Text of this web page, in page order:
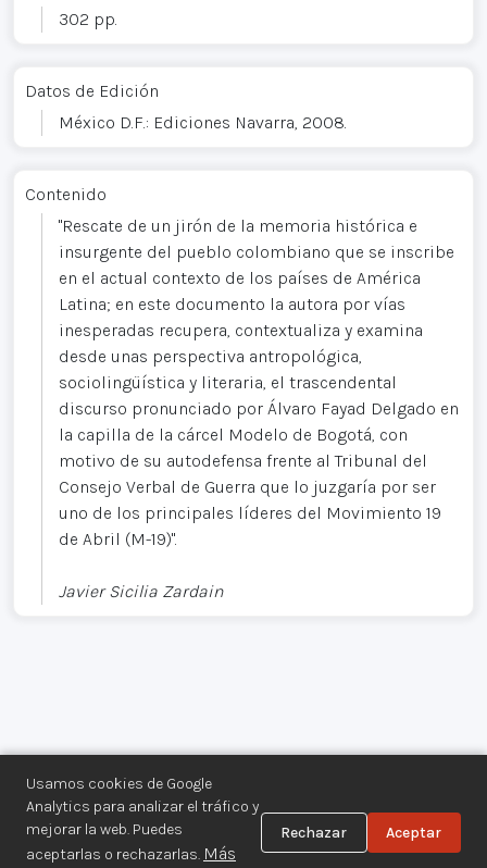
Usamos cookies de Google
Analytics para analizar el tráfico y
mejorar la web. Puedes
aceptarlas o rechazarlas. Más
Rechazar Aceptar
302 pp.
Datos de Edición
México D.F.: Ediciones Navarra, 2008.
Contenido
"Rescate de un jirón de la memoria histórica e
insurgente del pueblo colombiano que se inscribe
en el actual contexto de los países de América
Latina; en este documento la autora por vías
inesperadas recupera, contextualiza y examina
desde unas perspectiva antropológica,
sociolingüística y literaria, el trascendental
discurso pronunciado por Álvaro Fayad Delgado en
la capilla de la cárcel Modelo de Bogotá, con
motivo de su autodefensa frente al Tribunal del
Consejo Verbal de Guerra que lo juzgaría por ser
uno de los principales líderes del Movimiento 19
de Abril (M-19)".
Javier Sicilia Zardain
Centro de Documentación de los
Movimientos Armados©